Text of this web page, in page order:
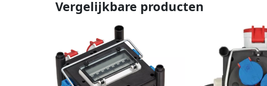
Vergelijkbare producten